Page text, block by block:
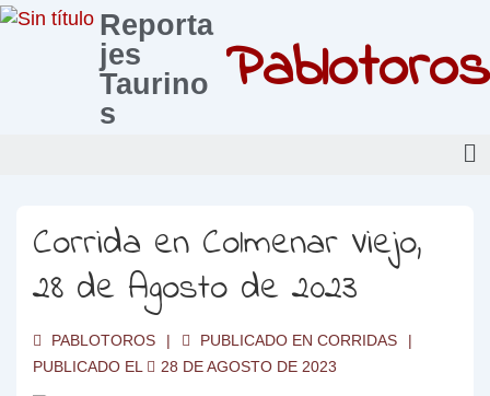
Reporta
jes
Taurino
s
Pablotoros
Corrida en Colmenar Viejo,
28 de Agosto de 2023
PABLOTOROS PUBLICADO EN CORRIDAS
PUBLICADO EL
28 DE AGOSTO DE 2023